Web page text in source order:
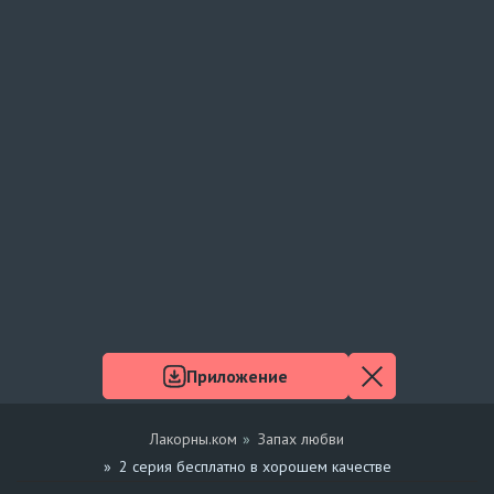
Лакорны.ком
Запах любви
2 серия бесплатно в хорошем качестве
Приложение